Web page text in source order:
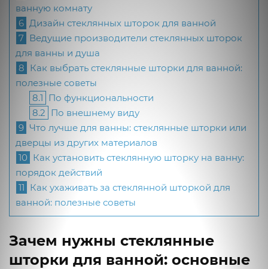
ванную комнату
6 Дизайн стеклянных шторок для ванной
7 Ведущие производители стеклянных шторок
для ванны и душа
8 Как выбрать стеклянные шторки для ванной:
полезные советы
8.1 По функциональности
8.2 По внешнему виду
9 Что лучше для ванны: стеклянные шторки или
дверцы из других материалов
10 Как установить стеклянную шторку на ванну:
порядок действий
11 Как ухаживать за стеклянной шторкой для
ванной: полезные советы
Зачем нужны стеклянные
шторки для ванной: основные